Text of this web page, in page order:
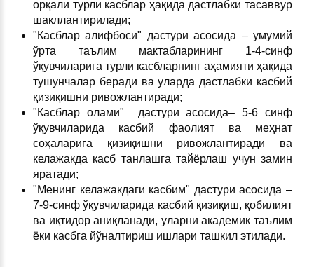
орқали турли касблар ҳақида дастлабки тасаввур
шакллантирилади;
"Касблар алифбоси" дастури асосида – умумий
ўрта таълим мактабларининг 1-4-синф
ўқувчиларига турли касбларнинг аҳамияти ҳақида
тушунчалар беради ва уларда дастлабки касбий
қизиқишни ривожлантиради;
"Касблар олами" дастури асосида– 5-6 синф
ўқувчиларида касбий фаолият ва меҳнат
соҳаларига қизиқишни ривожлантиради ва
келажакда касб танлашга тайёрлаш учун замин
яратади;
"Менинг келажакдаги касбим" дастури асосида –
7-9-синф ўқувчиларида касбий қизиқиш, қобилият
ва иқтидор аниқланади, уларни академик таълим
ёки касбга йўналтириш ишлари ташкил этилади.